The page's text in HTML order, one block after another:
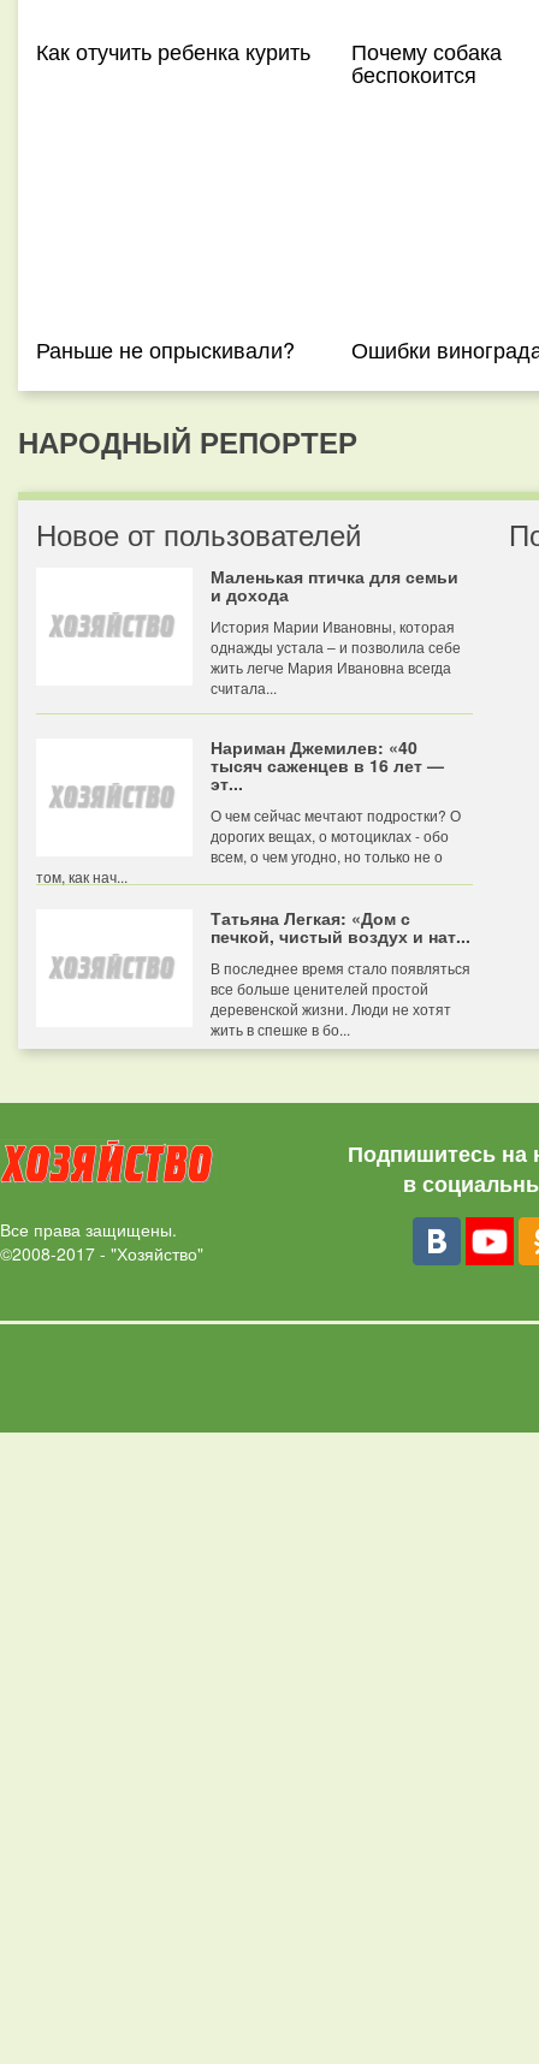
Как отучить ребенка курить Почему собака
беспокоится
Раньше не опрыскивали? Ошибки
НАРОДНЫЙ РЕПОРТЕР
Новое от пользователей
Маленькая птичка для семьи
и дохода
История Марии Ивановны, которая
однажды устала – и позволила себе
жить легче Мария Ивановна всегда
считала...
Нариман Джемилев: «40
тысяч саженцев в 16 лет —
эт...
О чем сейчас мечтают подростки? О
дорогих вещах, о мотоциклах - обо
всем, о чем угодно, но только не о
том, как нач...
Татьяна Легкая: «Дом с
печкой, чистый воздух и нат...
В последнее время стало появляться
все больше ценителей простой
деревенской жизни. Люди не хотят
жить в спешке в бо...
Все права защищены.
©2008-2017 - "Хозяйство"
Подпишитесь на
в